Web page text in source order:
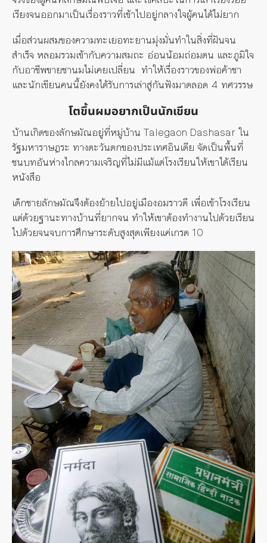
เรียงจนออกมาเป็นเรื่องราวที่เข้าไปอยู่กลางใจผู้คนได้ไม่ยาก
เมื่อส่วนผสมของความทะเยอทะยานมุ่งมั่นทำในสิ่งที่ฝันจน
สำเร็จ หลอมรวมเข้ากับความสมถะ อ่อนน้อมถ่อมตน และภูมิใจ
กับอาชีพขายชานมไม่เคยเปลี่ยน ทำให้เรื่องราวของพ่อค้าชา
และนักเขียนคนนี้ยังคงได้รับการเล่าสู่กันฟังมาตลอด 4 ทศวรรษ
โตขึ้นผมอยากเป็นนักเขียน
บ้านเกิดของลักษมัณอยู่ที่หมู่บ้าน Talegaon Dashasar ใน
รัฐมหาราษฏระ ทางตะวันตกของประเทศอินเดีย จัดเป็นพื้นที่
ชนบทอันห่างไกลความเจริญที่ไม่มีแม้แต่โรงเรียนให้เขาได้เรียน
หนังสือ
เด็กชายลักษมัณจึงต้องย้ายไปอยู่เมืองอมราวตี เพื่อเข้าโรงเรียน
แต่ด้วยฐานะทางบ้านที่ยากจน ทำให้เขาต้องทำงานไปด้วยเรียน
ไปด้วยจนจบการศึกษาระดับสูงสุดเพียงแค่เกรด 10